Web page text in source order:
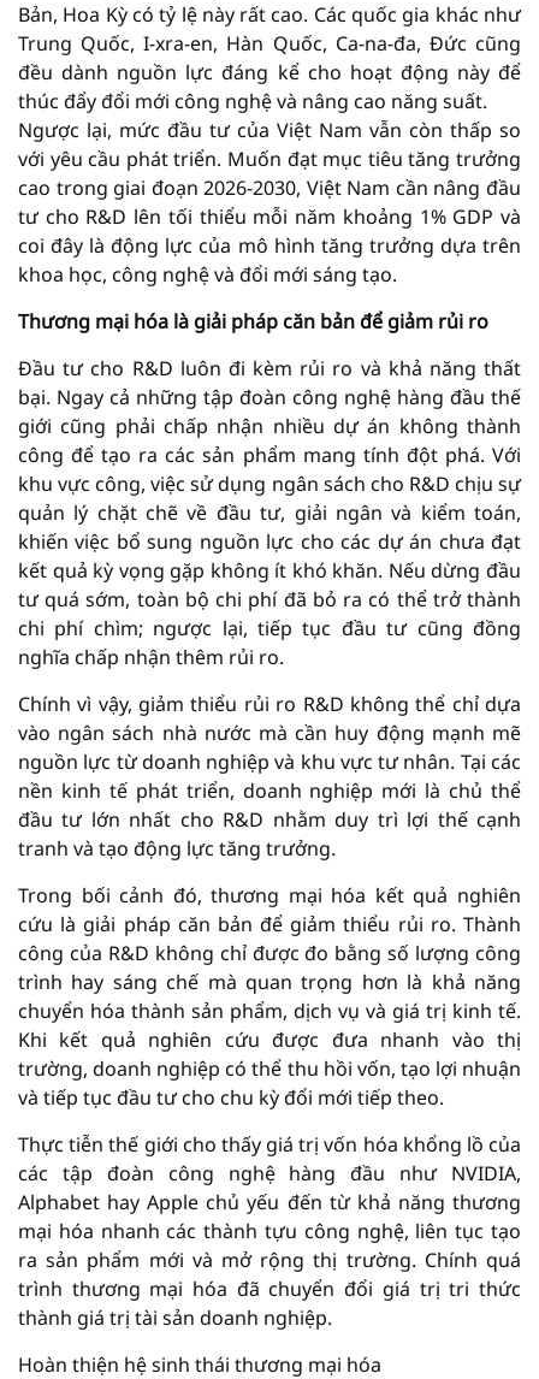
Bản, Hoa Kỳ có tỷ lệ này rất cao. Các quốc gia khác như
Trung Quốc, I-xra-en, Hàn Quốc, Ca-na-đa, Đức cũng
đều dành nguồn lực đáng kể cho hoạt động này để
thúc đẩy đổi mới công nghệ và nâng cao năng suất.
Ngược lại, mức đầu tư của Việt Nam vẫn còn thấp so
với yêu cầu phát triển. Muốn đạt mục tiêu tăng trưởng
cao trong giai đoạn 2026-2030, Việt Nam cần nâng đầu
tư cho R&D lên tối thiểu mỗi năm khoảng 1% GDP và
coi đây là động lực của mô hình tăng trưởng dựa trên
khoa học, công nghệ và đổi mới sáng tạo.
Thương mại hóa là giải pháp căn bản để giảm rủi ro
Đầu tư cho R&D luôn đi kèm rủi ro và khả năng thất
bại. Ngay cả những tập đoàn công nghệ hàng đầu thế
giới cũng phải chấp nhận nhiều dự án không thành
công để tạo ra các sản phẩm mang tính đột phá. Với
khu vực công, việc sử dụng ngân sách cho R&D chịu sự
quản lý chặt chẽ về đầu tư, giải ngân và kiểm toán,
khiến việc bổ sung nguồn lực cho các dự án chưa đạt
kết quả kỳ vọng gặp không ít khó khăn. Nếu dừng đầu
tư quá sớm, toàn bộ chi phí đã bỏ ra có thể trở thành
chi phí chìm; ngược lại, tiếp tục đầu tư cũng đồng
nghĩa chấp nhận thêm rủi ro.
Chính vì vậy, giảm thiểu rủi ro R&D không thể chỉ dựa
vào ngân sách nhà nước mà cần huy động mạnh mẽ
nguồn lực từ doanh nghiệp và khu vực tư nhân. Tại các
nền kinh tế phát triển, doanh nghiệp mới là chủ thể
đầu tư lớn nhất cho R&D nhằm duy trì lợi thế cạnh
tranh và tạo động lực tăng trưởng.
Trong bối cảnh đó, thương mại hóa kết quả nghiên
cứu là giải pháp căn bản để giảm thiểu rủi ro. Thành
công của R&D không chỉ được đo bằng số lượng công
trình hay sáng chế mà quan trọng hơn là khả năng
chuyển hóa thành sản phẩm, dịch vụ và giá trị kinh tế.
Khi kết quả nghiên cứu được đưa nhanh vào thị
trường, doanh nghiệp có thể thu hồi vốn, tạo lợi nhuận
và tiếp tục đầu tư cho chu kỳ đổi mới tiếp theo.
Thực tiễn thế giới cho thấy giá trị vốn hóa khổng lồ của
các tập đoàn công nghệ hàng đầu như NVIDIA,
Alphabet hay Apple chủ yếu đến từ khả năng thương
mại hóa nhanh các thành tựu công nghệ, liên tục tạo
ra sản phẩm mới và mở rộng thị trường. Chính quá
trình thương mại hóa đã chuyển đổi giá trị tri thức
thành giá trị tài sản doanh nghiệp.
Hoàn thiện hệ sinh thái thương mại hóa